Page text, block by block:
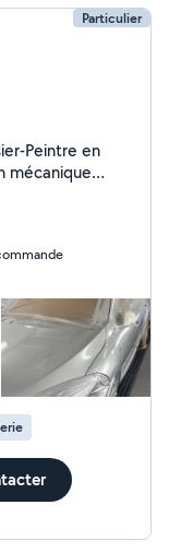
Particulier
Peintre en
mécanique
le type. Pour
pas à me